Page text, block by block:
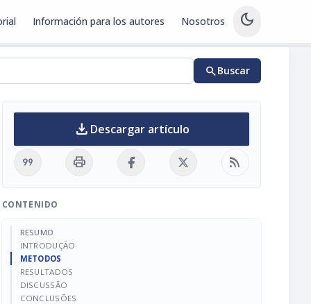
Información para los autores Nosotros dark_mode
searchBuscar
download Descargar artículo
format_quote print rss_feed
CONTENIDO
RESUMO
INTRODUÇÃO
METODOS
RESULTADOS
DISCUSSÃO
CONCLUSÕES